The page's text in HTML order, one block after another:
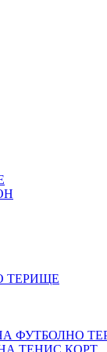
ТЕРИЩЕ
ФУТБОЛНО
ТЕНИС КОРТ